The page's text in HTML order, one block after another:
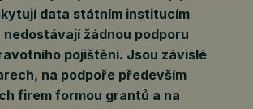
data státním institucím
nedostávají žádnou podporu
pojištění. Jsou závislé
na podpoře především
firem formou grantů a na